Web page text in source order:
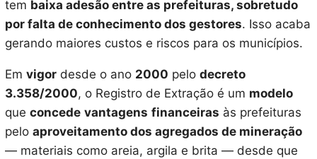
tem baixa adesão entre as prefeituras, sobretudo
por falta de conhecimento dos gestores. Isso acaba
gerando maiores custos e riscos para os municípios.
Em vigordesde o ano 2000 pelo decreto
3.358/2000, o Registro de Extração é um modelo
que concede vantagens financeiras às prefeituras
pelo aproveitamento dos agregados de mineração
— materiais como areia, argila e brita — desde que